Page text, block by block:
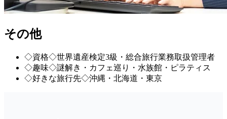
その他
◇資格◇世界遺産検定3級・総合旅行業務取扱管理者
◇趣味◇謎解き・カフェ巡り・水族館・ピラティス
◇好きな旅行先◇沖縄・北海道・東京